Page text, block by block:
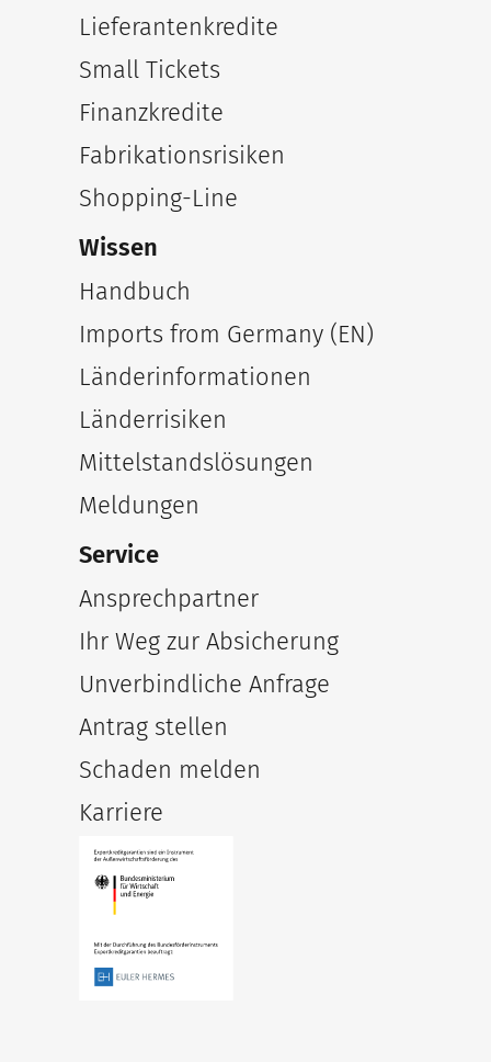
Lieferantenkredite
Small Tickets
Finanzkredite
Fabrikationsrisiken
Shopping-Line
Wissen
Handbuch
Imports from Germany (EN)
Länderinformationen
Länderrisiken
Mittelstandslösungen
Meldungen
Service
Ansprechpartner
Ihr Weg zur Absicherung
Unverbindliche Anfrage
Antrag stellen
Schaden melden
Karriere